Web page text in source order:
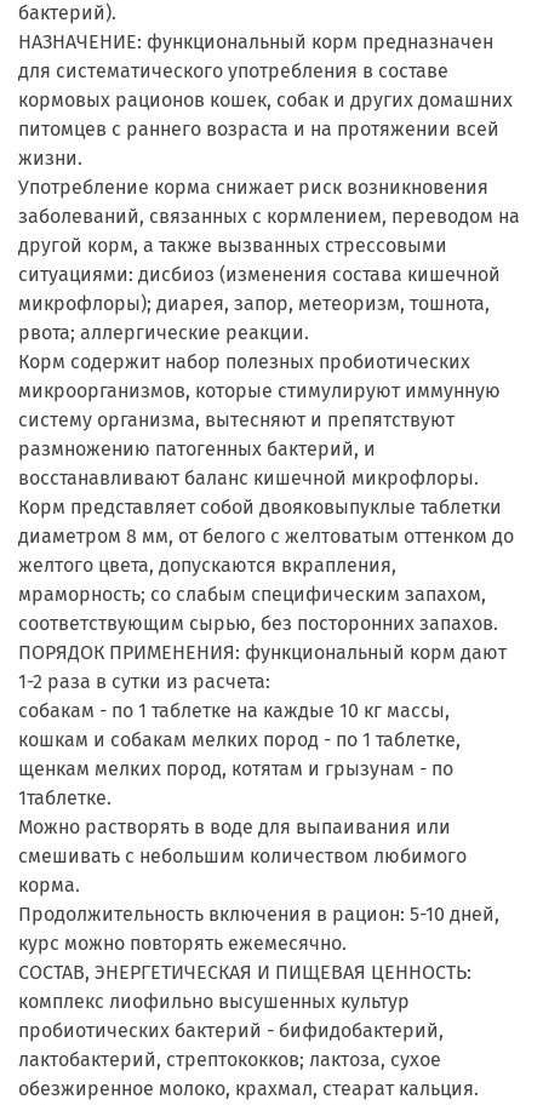
бактерий).
НАЗНАЧЕНИЕ: функциональный корм предназначен
для систематического употребления в составе
кормовых рационов кошек, собак и других домашних
питомцев с раннего возраста и на протяжении всей
жизни.
Употребление корма снижает риск возникновения
заболеваний, связанных с кормлением, переводом на
другой корм, а также вызванных стрессовыми
ситуациями: дисбиоз (изменения состава кишечной
микрофлоры); диарея, запор, метеоризм, тошнота,
рвота; аллергические реакции.
Корм содержит набор полезных пробиотических
микроорганизмов, которые стимулируют иммунную
систему организма, вытесняют и препятствуют
размножению патогенных бактерий, и
восстанавливают баланс кишечной микрофлоры.
Корм представляет собой двояковыпуклые таблетки
диаметром 8 мм, от белого с желтоватым оттенком до
желтого цвета, допускаются вкрапления,
мраморность; со слабым специфическим запахом,
соответствующим сырью, без посторонних запахов.
ПОРЯДОК ПРИМЕНЕНИЯ: функциональный корм дают
1-2 раза в сутки из расчета:
собакам - по 1 таблетке на каждые 10 кг массы,
кошкам и собакам мелких пород - по 1 таблетке,
щенкам мелких пород, котятам и грызунам - по
1таблетке.
Можно растворять в воде для выпаивания или
смешивать с небольшим количеством любимого
корма.
Продолжительность включения в рацион: 5-10 дней,
курс можно повторять ежемесячно.
СОСТАВ, ЭНЕРГЕТИЧЕСКАЯ И ПИЩЕВАЯ ЦЕННОСТЬ:
комплекс лиофильно высушенных культур
пробиотических бактерий - бифидобактерий,
лактобактерий, стрептококков; лактоза, сухое
обезжиренное молоко, крахмал, стеарат кальция.